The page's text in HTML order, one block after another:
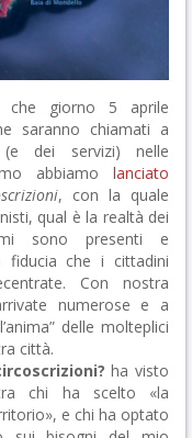
che giorno 5 aprile
saranno chiamati a
dei servizi) nelle
abbiamo lanciato
, con la quale
qual è la realtà dei
sono presenti e
fiducia che i cittadini
Con nostra
numerose e a
delle molteplici
città.
ha visto
chi ha scelto «la
e chi ha optato